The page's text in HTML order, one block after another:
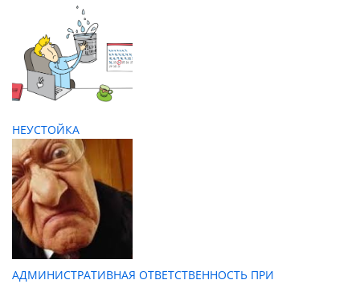
НЕУСТОЙКА
АДМИНИСТРАТИВНАЯ ОТВЕТСТВЕННОСТЬ ПРИ